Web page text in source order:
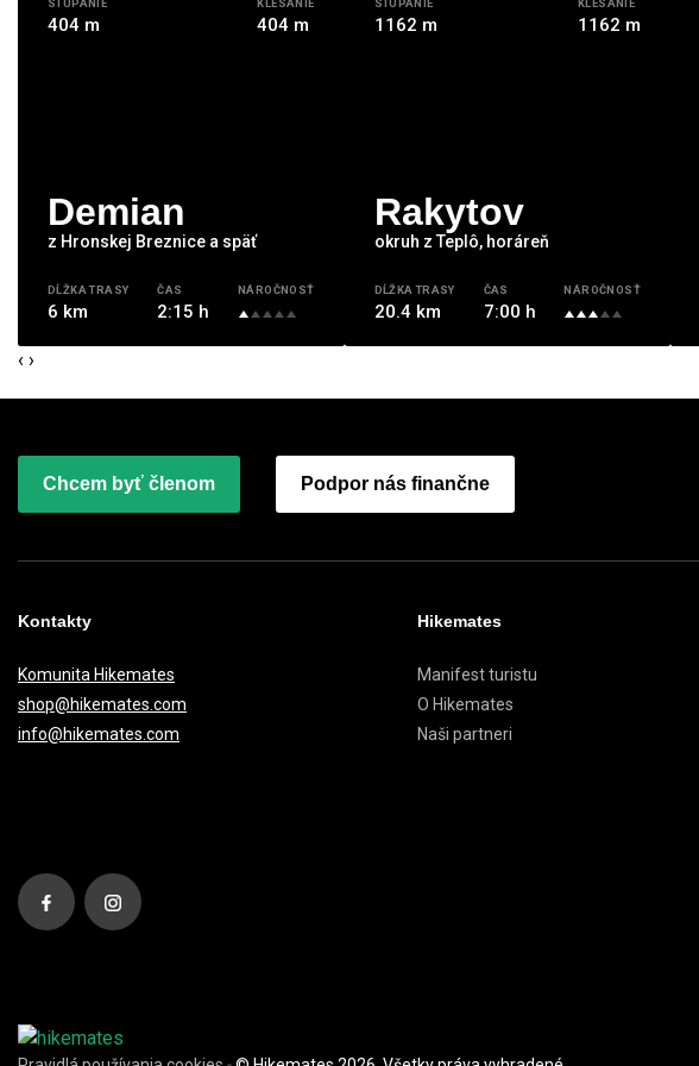
404 m 404 m
Demian
z Hronskej Breznice a späť
DĹŽKA TRASY
6 km
ČAS
2:15 h
NÁROČNOSŤ
1162 m 1162 m
Rakytov
okruh z Teplô, horáreň
DĹŽKA TRASY
20.4 km
ČAS
7:00 h
NÁROČNOSŤ
‹ ›
Chcem byť členom Podpor nás finančne
Kontakty
Komunita Hikemates
shop@hikemates.com
info@hikemates.com
Hikemates
Manifest turistu
O Hikemates
Naši partneri